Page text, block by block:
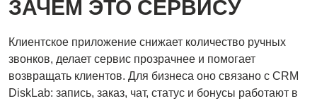
ЗАЧЕМ ЭТО СЕРВИСУ
Клиентское приложение снижает количество ручных
звонков, делает сервис прозрачнее и помогает
возвращать клиентов. Для бизнеса оно связано с CRM
DiskLab: запись, заказ, чат, статус и бонусы работают в